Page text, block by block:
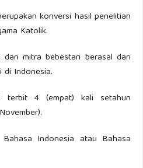
konversi hasil penelitian
Katolik.
mitra bebestari berasal dari
di Indonesia.
terbit 4 (empat) kali setahun
Indonesia atau Bahasa